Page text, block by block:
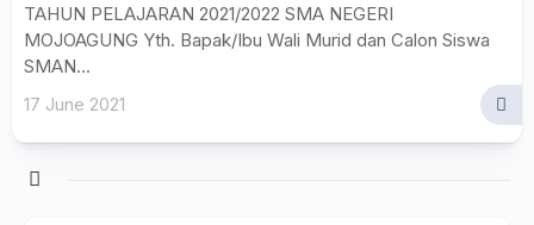
TAHUN PELAJARAN 2021/2022 SMA NEGERI
MOJOAGUNG Yth. Bapak/Ibu Wali Murid dan Calon Siswa
SMAN...
17 June 2021